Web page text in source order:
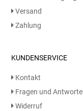
Haushaltsreiniger
Kaffee
Kaffee / Tee Zubehör
Versand
Zahlung
KUNDENSERVICE
Kontakt
Fragen und
Widerruf